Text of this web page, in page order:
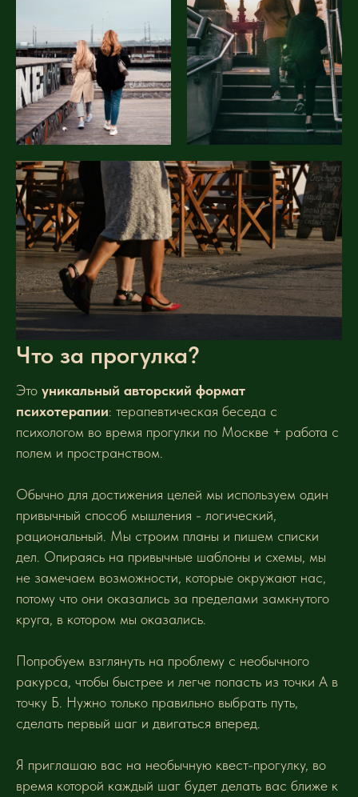
Что за прогулка?
Это уникальный авторский формат
психотерапии: терапевтическая беседа с
психологом во время прогулки по Москве + работа с
полем и пространством.
Обычно для достижения целей мы используем один
привычный способ мышления - логический,
рациональный. Мы строим планы и пишем списки
дел. Опираясь на привычные шаблоны и схемы, мы
не замечаем возможности, которые окружают нас,
потому что они оказались за пределами замкнутого
круга, в котором мы оказались.
Попробуем взглянуть на проблему с необычного
ракурса, чтобы быстрее и легче попасть из точки А в
точку Б. Нужно только правильно выбрать путь,
сделать первый шаг и двигаться вперед.
Я приглашаю вас на необычную квест-прогулку, во
время которой каждый шаг будет делать вас ближе к